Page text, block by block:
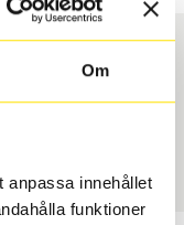
Om
anpassa innehållet
funktioner
91W